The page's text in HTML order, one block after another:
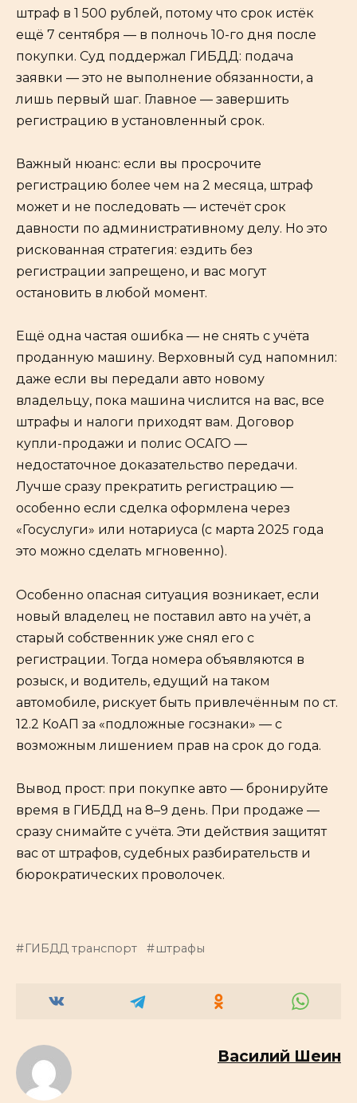
штраф в 1 500 рублей, потому что срок истёк
ещё 7 сентября — в полночь 10-го дня после
покупки. Суд поддержал ГИБДД: подача
заявки — это не выполнение обязанности, а
лишь первый шаг. Главное — завершить
регистрацию в установленный срок.
Важный нюанс: если вы просрочите
регистрацию более чем на 2 месяца, штраф
может и не последовать — истечёт срок
давности по административному делу. Но это
рискованная стратегия: ездить без
регистрации запрещено, и вас могут
остановить в любой момент.
Ещё одна частая ошибка — не снять с учёта
проданную машину. Верховный суд напомнил:
даже если вы передали авто новому
владельцу, пока машина числится на вас, все
штрафы и налоги приходят вам. Договор
купли-продажи и полис ОСАГО —
недостаточное доказательство передачи.
Лучше сразу прекратить регистрацию —
особенно если сделка оформлена через
«Госуслуги» или нотариуса (с марта 2025 года
это можно сделать мгновенно).
Особенно опасная ситуация возникает, если
новый владелец не поставил авто на учёт, а
старый собственник уже снял его с
регистрации. Тогда номера объявляются в
розыск, и водитель, едущий на таком
автомобиле, рискует быть привлечённым по ст.
12.2 КоАП за «подложные госзнаки» — с
возможным лишением прав на срок до года.
Вывод прост: при покупке авто — бронируйте
время в ГИБДД на 8–9 день. При продаже —
сразу снимайте с учёта. Эти действия защитят
вас от штрафов, судебных разбирательств и
бюрократических проволочек.
ГИБДД транспорт штрафы
Василий Шеин